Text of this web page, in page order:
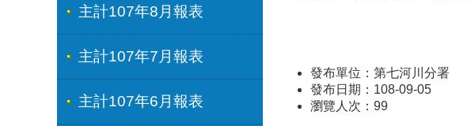
主計107年8月報表
主計107年7月報表
主計107年6月報表
發布單位：第七河川分署
發布日期：108-09-05
瀏覽人次： 99